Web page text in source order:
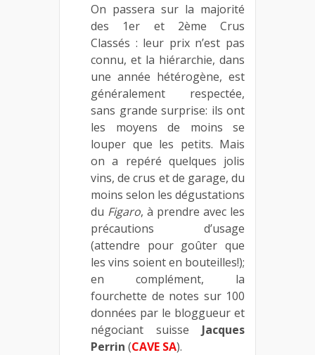
On passera sur la majorité
des 1er et 2ème Crus
Classés : leur prix n’est pas
connu, et la hiérarchie, dans
une année hétérogène, est
généralement respectée,
sans grande surprise: ils ont
les moyens de moins se
louper que les petits. Mais
on a repéré quelques jolis
vins, de crus et de garage, du
moins selon les dégustations
du Figaro, à prendre avec les
précautions d’usage
(attendre pour goûter que
les vins soient en bouteilles!);
en complément, la
fourchette de notes sur 100
données par le bloggueur et
négociant suisse Jacques
Perrin (CAVE SA).